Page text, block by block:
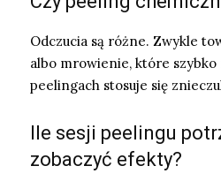
Odczucia są różne. Zwykle
albo mrowienie, które szybko
peelingach stosuje się
Ile sesji peelingu
zobaczyć efekty?